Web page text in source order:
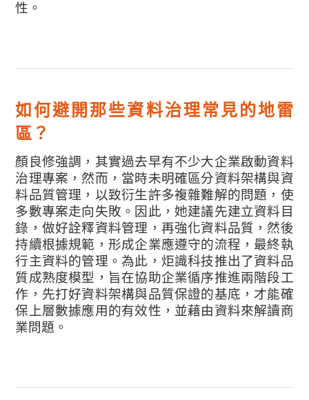
性。
如何避開那些資料治理常見的地雷
區？
顏良修強調，其實過去早有不少大企業啟動資料
治理專案，然而，當時未明確區分資料架構與資
料品質管理，以致衍生許多複雜難解的問題，使
多數專案走向失敗。因此，她建議先建立資料目
錄，做好詮釋資料管理，再強化資料品質，然後
持續根據規範，形成企業應遵守的流程，最終執
行主資料的管理。為此，炬識科技推出了資料品
質成熟度模型，旨在協助企業循序推進兩階段工
作，先打好資料架構與品質保證的基底，才能確
保上層數據應用的有效性，並藉由資料來解讀商
業問題。